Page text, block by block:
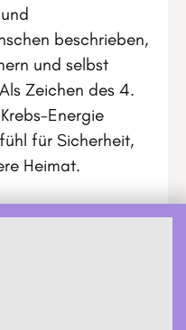
beschrieben,
und selbst
Zeichen des 4.
Energie
für Sicherheit,
Heimat.